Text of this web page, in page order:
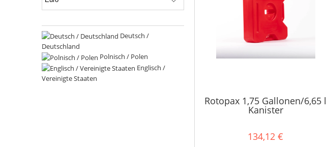
Deutsch /
Deutschland
Polnisch / Polen
Englisch /
Vereinigte Staaten
Rotopax 1,75 Gallonen/6,65 l
Kanister
134,12 €